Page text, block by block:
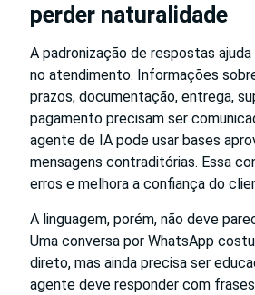
perder naturalidade
A padronização de respostas
no atendimento. Informações
prazos, documentação, entrega,
pagamento precisam ser
agente de IA pode usar bases
mensagens contraditórias. Essa
erros e melhora a confiança do
A linguagem, porém, não deve
Uma conversa por WhatsApp
direto, mas ainda precisa ser
agente deve responder com